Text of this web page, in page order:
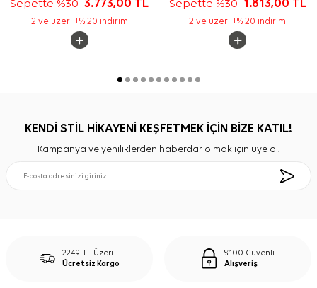
Sepette %303.773,00 TL
2 ve üzeri +% 20 indirim
Sepette %30 1.813,00 TL
2 ve üzeri +% 20 indirim
KENDİ STİL HİKAYENİ KEŞFETMEK İÇİN BİZE KATIL!
Kampanya ve yeniliklerden haberdar olmak için üye ol.
2249 TL Üzeri
Ücretsiz Kargo
%100 Güvenli
Alışveriş